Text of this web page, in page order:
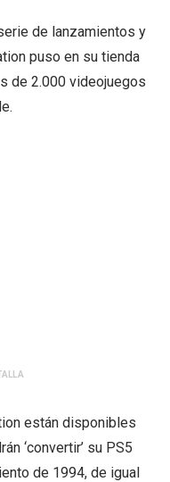
de lanzamientos y
puso en su tienda
de 2.000 videojuegos
están disponibles
‘convertir’ su PS5
de 1994, de igual